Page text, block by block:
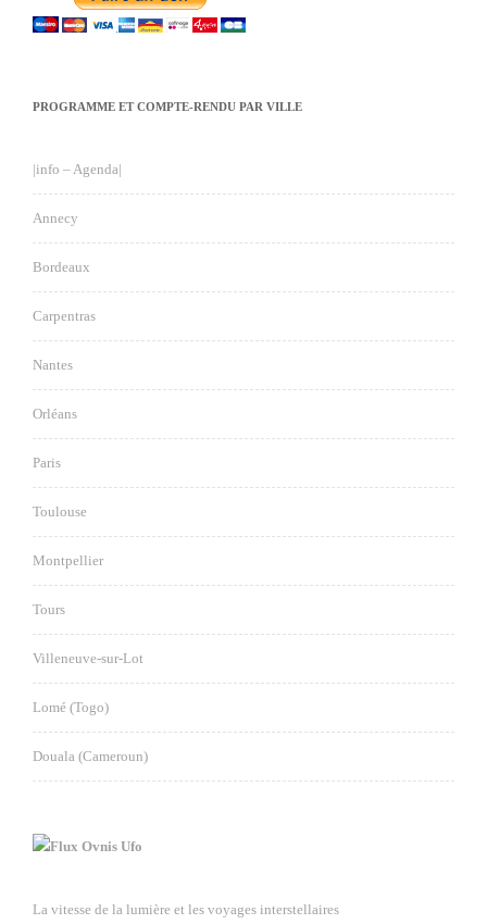
PROGRAMME ET COMPTE-RENDU PAR VILLE
|info – Agenda|
Annecy
Bordeaux
Carpentras
Nantes
Orléans
Paris
Toulouse
Montpellier
Tours
Villeneuve-sur-Lot
Lomé (Togo)
Douala (Cameroun)
Ovnis Ufo
La vitesse de la lumière et les voyages interstellaires